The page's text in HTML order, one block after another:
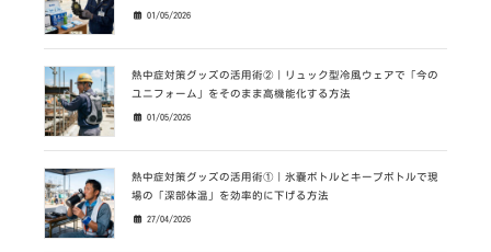
01/05/2026
熱中症対策グッズの活用術②｜リュック型冷風ウェアで「今の
ユニフォーム」をそのまま高機能化する方法
01/05/2026
熱中症対策グッズの活用術①｜氷嚢ボトルとキープボトルで現
場の「深部体温」を効率的に下げる方法
27/04/2026